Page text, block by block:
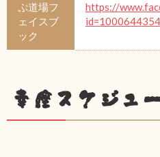
ぷ道場フ
ェイスブ
ック
https://
幸座スケジュ